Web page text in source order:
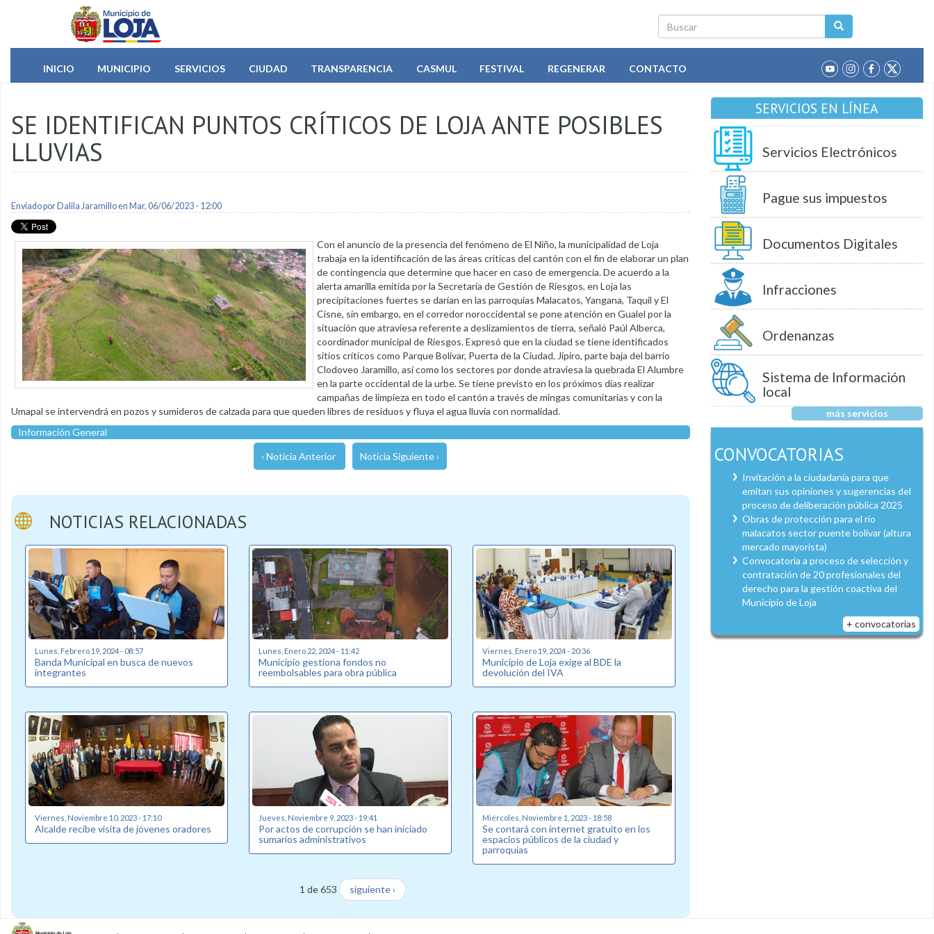
Pasar al contenido principal
Buscar
INICIO
MUNICIPIO SERVICIOS CIUDAD TRANSPARENCIA CASMUL FESTIVAL REGENERAR CONTACTO
SE IDENTIFICAN PUNTOS CRÍTICOS DE LOJA ANTE POSIBLES
LLUVIAS
Enviado por Dalila Jaramilloen Mar, 06/06/2023 - 12:00
Con el anuncio de la presencia del fenómeno de El Niño, la municipalidad de Loja
trabaja en la identificación de las áreas críticas del cantón con el fin de elaborar un plan
de contingencia que determine que hacer en caso de emergencia. De acuerdo a la
alerta amarilla emitida por la Secretaría de Gestión de Riesgos, en Loja las
precipitaciones fuertes se darían en las parroquias Malacatos, Yangana, Taquil y El
Cisne, sin embargo, en el corredor noroccidental se pone atención en Gualel por la
situación que atraviesa referente a deslizamientos de tierra, señaló Paúl Alberca,
coordinador municipal de Riesgos. Expresó que en la ciudad se tiene identificados
sitios críticos como Parque Bolívar, Puerta de la Ciudad, Jipiro, parte baja del barrio
Clodoveo Jaramillo, así como los sectores por donde atraviesa la quebrada El Alumbre
en la parte occidental de la urbe. Se tiene previsto en los próximos días realizar
campañas de limpieza en todo el cantón a través de mingas comunitarias y con la
Umapal se intervendrá en pozos y sumideros de calzada para que queden libres de residuos y fluya el agua lluvia con normalidad.
Información General
‹ Noticia Anterior Noticia Siguiente ›
NOTICIAS RELACIONADAS
Lunes, Febrero 19, 2024 - 08:57
Banda Municipal en busca de nuevos
integrantes
Lunes, Enero 22, 2024 - 11:42
Municipio gestiona fondos no
reembolsables para obra pública
Viernes, Enero 19, 2024 - 20:36
Municipio de Loja exige al BDE la
devolución del IVA
Viernes, Noviembre 10, 2023 - 17:10
Alcalde recibe visita de jóvenes oradores
Jueves, Noviembre 9, 2023 - 19:41
Por actos de corrupción se han iniciado
sumarios administrativos
Miércoles, Noviembre 1, 2023 - 18:58
Se contará con internet gratuito en los
espacios públicos de la ciudad y
parroquias
1 de 653 siguiente ›
SERVICIOS EN LÍNEA
Servicios Electrónicos
Pague sus impuestos
Documentos Digitales
Infracciones
Ordenanzas
Sistema de Información
local
más servicios
CONVOCATORIAS
Invitación a la ciudadanía para que
emitan sus opiniones y sugerencias del
proceso de deliberación pública 2025
Obras de protección para el río
malacatos sector puente bolívar (altura
mercado mayorista)
Convocatoria a proceso de selección y
contratación de 20 profesionales del
derecho para la gestión coactiva del
Municipio de Loja
+ convocatorias